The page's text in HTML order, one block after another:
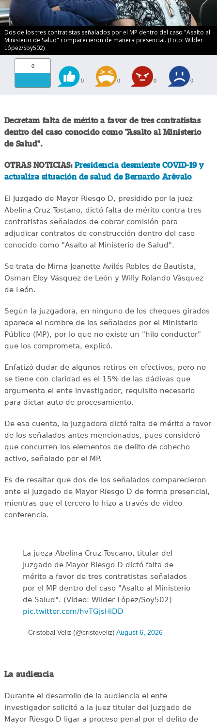
Dos de los tres contratistas señalados por el MP dentro del caso "Asalto al
Ministerio de Salud" comparecieron de manera presencial. (Foto: Wilder
López/Soy502)
0
0 0 0 0
Decretam falta de mérito a favor de tres contratistas
dentro del caso conocido como "Asalto al Ministerio
de Salud".
OTRAS NOTICIAS: Presidencia desmiente COVID-19 y
actualiza situación de salud de Bernardo Arévalo
El Juzgado de Mayor Riesgo D, presidido por la juez
Abelina Cruz Tostano, dictó falta de mérito contra tres
contratistas señalados de cobrar comisión para
adjudicar contratos de construcción dentro del caso
conocido como "Asalto al Ministerio de Salud".
Se trata de Mirna Jeanette Avilés Robles de Bautista,
Osman Eloy Vásquez de León y Willy Rolando Vásquez
de León.
Según la juzgadora, en ninguno de los cheques girados
aparece el nombre de los señalados por el Ministerio
Público (MP), por lo que no existe un "hilo conductor"
que los comprometa, explicó.
Enfatizó dudar de algunos retiros en efectivos, pero no
se tiene con claridad es el 15% de las dádivas que
argumenta el ente investigador, requisito necesario
para dictar auto de procesamiento.
De esa cuenta, la juzgadora dictó falta de mérito a favor
de los señalados antes mencionados, pues consideró
que concurren los elementos de delito de cohecho
activo, señalado por el MP.
Es de resaltar que dos de los señalados comparecieron
ante el Juzgado de Mayor Riesgo D de forma presencial,
mientras que el tercero lo hizo a través de video
conferencia.
La jueza Abelina Cruz Toscano, titular del
Juzgado de Mayor Riesgo D dictó falta de
mérito a favor de tres contratistas señalados
por el MP dentro del caso "Asalto al Ministerio
de Salud". (Video: Wilder López/Soy502)
pic.twitter.com/hvTGjsHiDD
— Cristobal Veliz (@cristoveliz) August 6, 2026
La audiencia
Durante el desarrollo de la audiencia el ente
investigador solicitó a la juez titular del Juzgado de
Mayor Riesgo D ligar a proceso penal por el delito de